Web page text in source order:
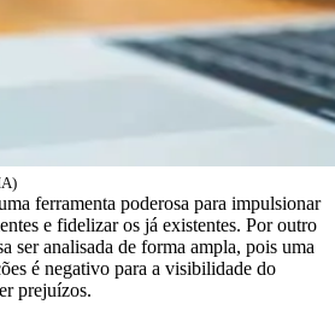
ferramenta poderosa para impulsionar
e fidelizar os já existentes. Por outro
ser analisada de forma ampla, pois uma
é negativo para a visibilidade do
prejuízos.